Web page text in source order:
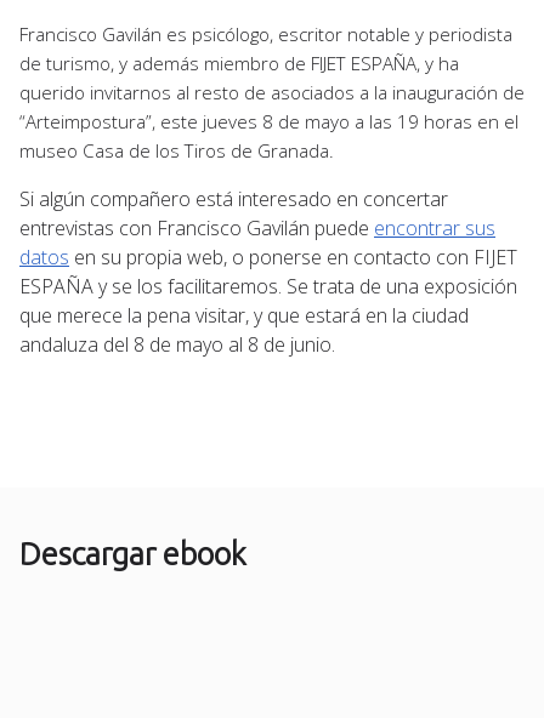
Francisco Gavilán es psicólogo, escritor notable y periodista
de turismo, y además miembro de FIJET ESPAÑA, y ha
querido invitarnos al resto de asociados a la inauguración de
“Arteimpostura”, este jueves 8 de mayo a las 19 horas en el
museo Casa de los Tiros de Granada.
Si algún compañero está interesado en concertar
entrevistas con Francisco Gavilán puede encontrar sus
datos en su propia web, o ponerse en contacto con FIJET
ESPAÑA y se los facilitaremos. Se trata de una exposición
que merece la pena visitar, y que estará en la ciudad
andaluza del 8 de mayo al 8 de junio.
Descargar ebook